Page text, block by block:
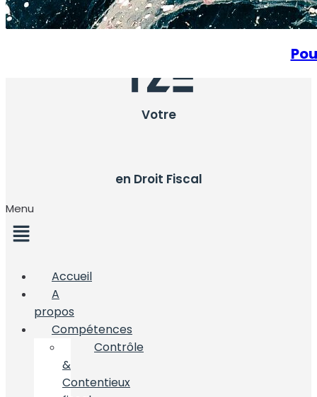
Votre
en Droit Fiscal
Menu
Accueil
A
propos
Compétences
Contrôle
&
Contentieux